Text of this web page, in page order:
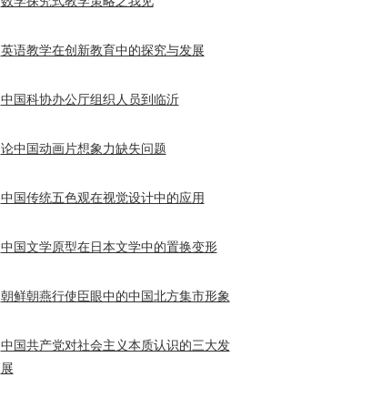
英语教学在创新教育中的探究与发展
中国科协办公厅组织人员到临沂
论中国动画片想象力缺失问题
中国传统五色观在视觉设计中的应用
中国文学原型在日本文学中的置换变形
朝鲜朝燕行使臣眼中的中国北方集市形象
中国共产党对社会主义本质认识的三大发
展